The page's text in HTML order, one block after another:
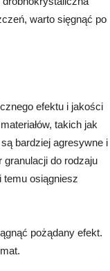
warto sięgnąć po
efektu i jakości
takich jak
bardziej agresywne i
do rodzaju
temu osiągniesz
pożądany efekt.